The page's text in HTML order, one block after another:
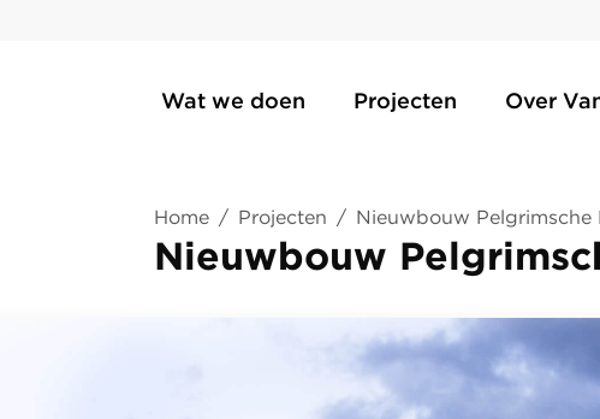
Wat we doen Projecten Over
Home / Projecten / Nieuwbouw Pelgrimsche
Nieuwbouw